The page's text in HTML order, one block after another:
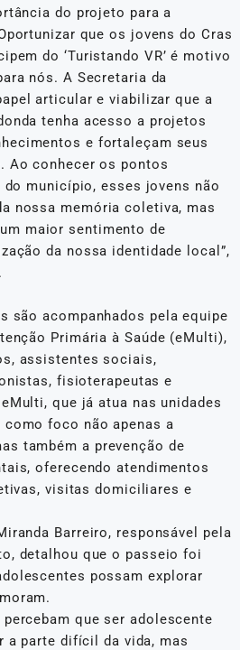
do projeto para a
que os jovens do Cras
do ‘Turistando VR’ é motivo
nós. A Secretaria da
articular e viabilizar que a
tenha acesso a projetos
e fortaleçam seus
Ao conhecer os pontos
município, esses jovens não
nossa memória coletiva, mas
maior sentimento de
da nossa identidade local”,
são acompanhados pela equipe
Primária à Saúde (eMulti),
assistentes sociais,
fisioterapeutas e
que já atua nas unidades
como foco não apenas a
também a prevenção de
oferecendo atendimentos
visitas domiciliares e
Barreiro, responsável pela
detalhou que o passeio foi
possam explorar
que ser adolescente
a parte difícil da vida, mas